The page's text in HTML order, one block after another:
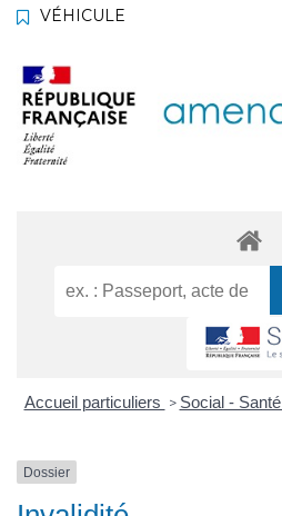
VÉHICULE
Accueil particuliers > Social - Santé
Dossier